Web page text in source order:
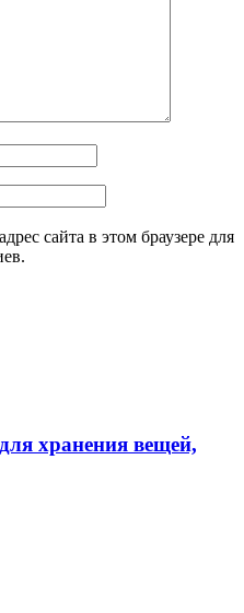
сайта в этом браузере для
хранения вещей,